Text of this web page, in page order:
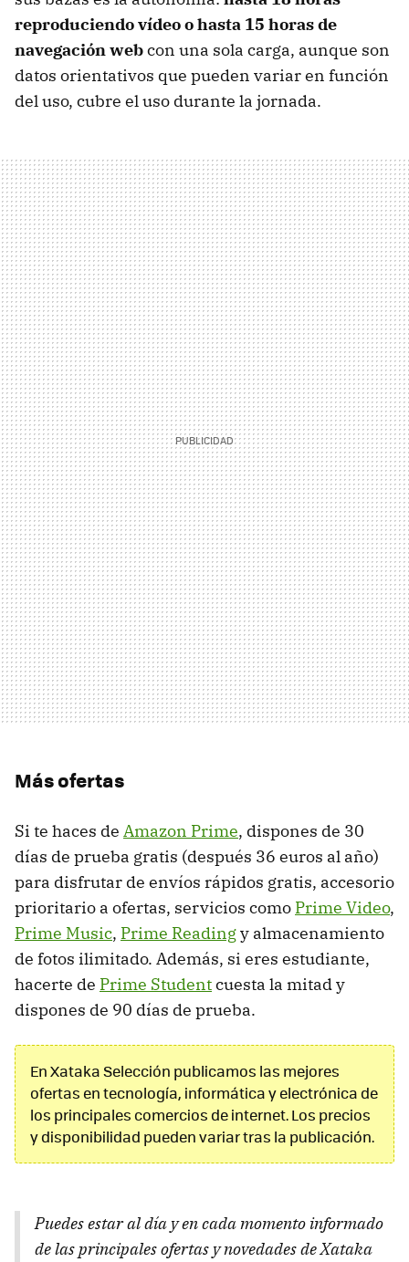
reproduciendo vídeo o hasta 15 horas de
navegación webcon una sola carga, aunque son
datos orientativos que pueden variar en función
del uso, cubre el uso durante la jornada.
Más ofertas
Si te haces de Amazon Prime, dispones de 30
días de prueba gratis (después 36 euros al año)
para disfrutar de envíos rápidos gratis, accesorio
prioritario a ofertas, servicios como Prime Video,
Prime Music, Prime Readingy almacenamiento
de fotos ilimitado. Además, si eres estudiante,
hacerte de Prime Studentcuesta la mitad y
dispones de 90 días de prueba.
En Xataka Selección publicamos las mejores
ofertas en tecnología, informática y electrónica de
los principales comercios de internet. Los precios
y disponibilidad pueden variar tras la publicación.
Puedes estar al día y en cada momento informado
de las principales ofertas y novedades de Xataka